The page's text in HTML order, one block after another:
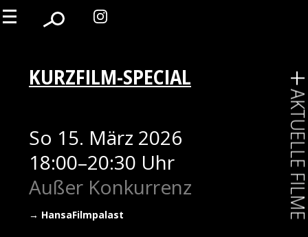
KURZFILM-SPECIAL
So 15. März 2026
18:00–20:30 Uhr
Außer Konkurrenz
HansaFilmpalast